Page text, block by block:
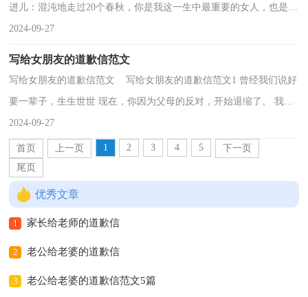
进儿：混沌地走过20个春秋，你是我这一生中最重要的女人，也是我
最爱的人。我觉得，世间万般生命能够互相撞击出灿...
2024-09-27
写给女朋友的道歉信范文
写给女朋友的道歉信范文 写给女朋友的道歉信范文1 曾经我们说好
要一辈子，生生世世 现在，你因为父母的反对，开始退缩了。 我不
怪你，因为我知道你父母就只有你一个女儿。 你说...
2024-09-27
首页 上一页 1 2 3 4 5
下一页
尾页
优秀文章
1 家长给老师的道歉信
2 老公给老婆的道歉信
3 老公给老婆的道歉信范文5篇